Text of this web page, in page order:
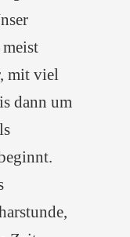
mit viel
dann um